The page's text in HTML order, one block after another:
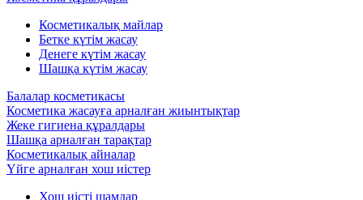
Косметикалық майлар
Бетке күтім жасау
Денеге күтім жасау
Шашқа күтім жасау
Балалар косметикасы
Косметика жасауға арналған жиынтықтар
Жеке гигиена құралдары
Шашқа арналған тарақтар
Косметикалық айналар
Үйге арналған хош иістер
Хош иісті шамдар